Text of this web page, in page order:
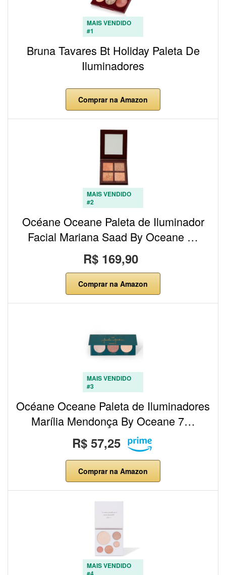
MAIS VENDIDO
#1
Bruna Tavares Bt Holiday Paleta De
Iluminadores
Comprar na Amazon
MAIS VENDIDO
#2
Océane Oceane Paleta de Iluminador
Facial Mariana Saad By Oceane …
R$ 169,90
Comprar na Amazon
MAIS VENDIDO
#3
Océane Oceane Paleta de Iluminadores
Marília Mendonça By Oceane 7…
R$ 57,25
Comprar na Amazon
MAIS VENDIDO